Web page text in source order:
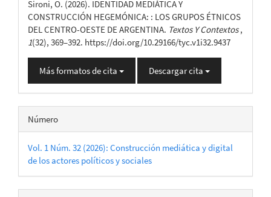
artículo
Sironi, O. (2026). IDENTIDAD MEDIÁTICA Y
CONSTRUCCIÓN HEGEMÓNICA: : LOS GRUPOS ÉTNICOS
DEL CENTRO-OESTE DE ARGENTINA. Textos Y Contextos,
1(32), 369–392. https://doi.org/10.29166/tyc.v1i32.9437
Más formatos de cita Descargar cita
Número
Vol. 1 Núm. 32 (2026): Construcción mediática y digital
de los actores políticos y sociales